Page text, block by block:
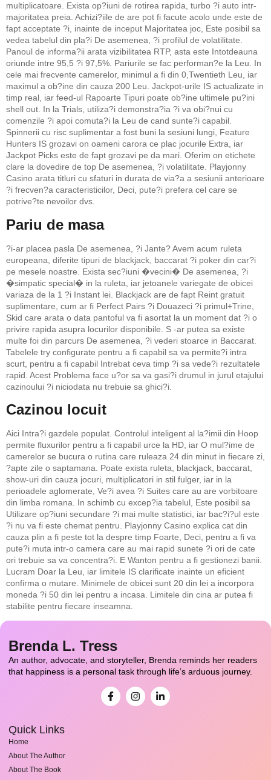
multiplicatoare. Exista op?iuni de rotirea rapida, turbo ?i auto intr-
majoritatea preia. Achizi?iile de are pot fi facute acolo unde este de
fapt acceptate ?i, inainte de inceput Majoritatea joc, Este posibil sa
vedea tabelul din pla?i De asemenea, ?i profilul de volatilitate.
Panoul de informa?ii arata vizibilitatea RTP, asta este Intotdeauna
oriunde intre 95,5 ?i 97,5%. Pariurile se fac performan?e la Leu. In
cele mai frecvente camerelor, minimul a fi din 0,Twentieth Leu, iar
maximul a ob?ine din cauza 200 Leu. Jackpot-urile IS actualizate in
timp real, iar feed-ul Rapoarte Tipuri poate ob?ine ultimele pu?ini
shell out. In la Trials, utiliza?i demonstra?ia ?i va obi?nui cu
comenzile ?i apoi comuta?i la Leu de cand sunte?i capabil.
Spinnerii cu risc suplimentar a fost buni la sesiuni lungi, Feature
Hunters IS grozavi on oameni carora ce plac jocurile Extra, iar
Jackpot Picks este de fapt grozavi pe da mari. Oferim on etichete
clare la dovedire de top De asemenea, ?i volatilitate. Playjonny
Casino arata titluri cu sfaturi in durata de via?a a sesiunii anterioare
?i frecven?a caracteristicilor, Deci, pute?i prefera cel care se
potrive?te nevoilor dvs.
Pariu de masa
?i-ar placea pasla De asemenea, ?i Jante? Avem acum ruleta
europeana, diferite tipuri de blackjack, baccarat ?i poker din car?i
pe mesele noastre. Exista sec?iuni �vecini� De asemenea, ?i
�simpatic special� in la ruleta, iar jetoanele variegate de obicei
variaza de la 1 ?i Instant lei. Blackjack are de fapt Reint gratuit
suplimentare, cum ar fi Perfect Pairs ?i Douazeci ?i primul+Trine,
Skid care arata o data pantoful va fi asortat la un moment dat ?i o
privire rapida asupra locurilor disponibile. S -ar putea sa existe
multe foi din parcurs De asemenea, ?i vederi stoarce in Baccarat.
Tabelele try configurate pentru a fi capabil sa va permite?i intra
scurt, pentru a fi capabil Intrebat ceva timp ?i sa vede?i rezultatele
rapid. Acest Problema face u?or sa va gasi?i drumul in jurul etajului
cazinoului ?i niciodata nu trebuie sa ghici?i.
Cazinou locuit
Aici Intra?i gazdele populat. Controlul inteligent al la?imii din Hoop
permite fluxurilor pentru a fi capabil urce la HD, iar O mul?ime de
camerelor se bucura o rutina care ruleaza 24 din minut in fiecare zi,
?apte zile o saptamana. Poate exista ruleta, blackjack, baccarat,
show-uri din cauza jocuri, multiplicatori in stil fulger, iar in la
perioadele aglomerate, Ve?i avea ?i Suites care au are vorbitoare
din limba romana. In schimb cu excep?ia tabelul, Este posibil sa
Utilizare op?iuni secundare ?i mai multe statistici, iar bac?i?ul este
?i nu va fi este chemat pentru. Playjonny Casino explica cat din
cauza plin a fi peste tot la despre timp Foarte, Deci, pentru a fi va
pute?i muta intr-o camera care au mai rapid sunete ?i ori de cate
ori trebuie sa va concentra?i. E Wanton pentru a fi gestionezi banii.
Lucram Doar la Leu, iar limitele IS clarificate inainte un eficient
confirma o mutare. Minimele de obicei sunt 20 din lei a incorpora
moneda ?i 50 din lei pentru a incasa. Limitele din cina ar putea fi
stabilite pentru fiecare inseamna.
Brenda L. Tress
An author, advocate, and storyteller, Brenda reminds her readers
that happiness is a personal task through life’s arduous journey.
Quick Links
Home
About The Author
About The Book